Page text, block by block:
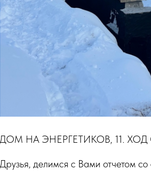
ДОМ НА ЭНЕРГЕТИКОВ, 11. ХОД
Друзья, делимся с Вами отчетом